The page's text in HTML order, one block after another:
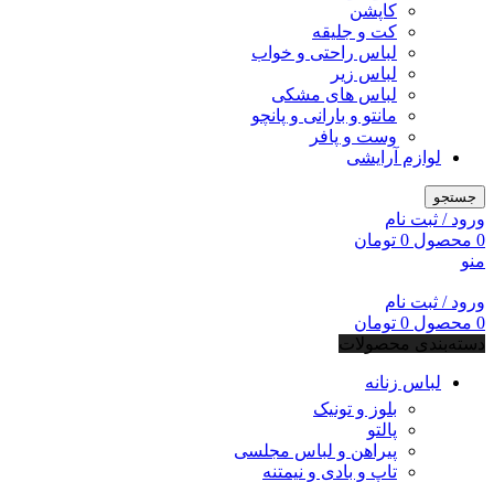
کاپشن
کت و جلیقه
لباس راحتی و خواب
لباس زیر
لباس های مشکی
مانتو و بارانی و پانچو
وست و پافر
لوازم آرایشی
جستجو
ورود / ثبت نام
0 محصول 0 تومان
منو
ورود / ثبت نام
0 محصول 0 تومان
دسته‌بندی محصولات
لباس زنانه
بلوز و تونیک
پالتو
پیراهن و لباس مجلسی
تاپ و بادی و نیمتنه